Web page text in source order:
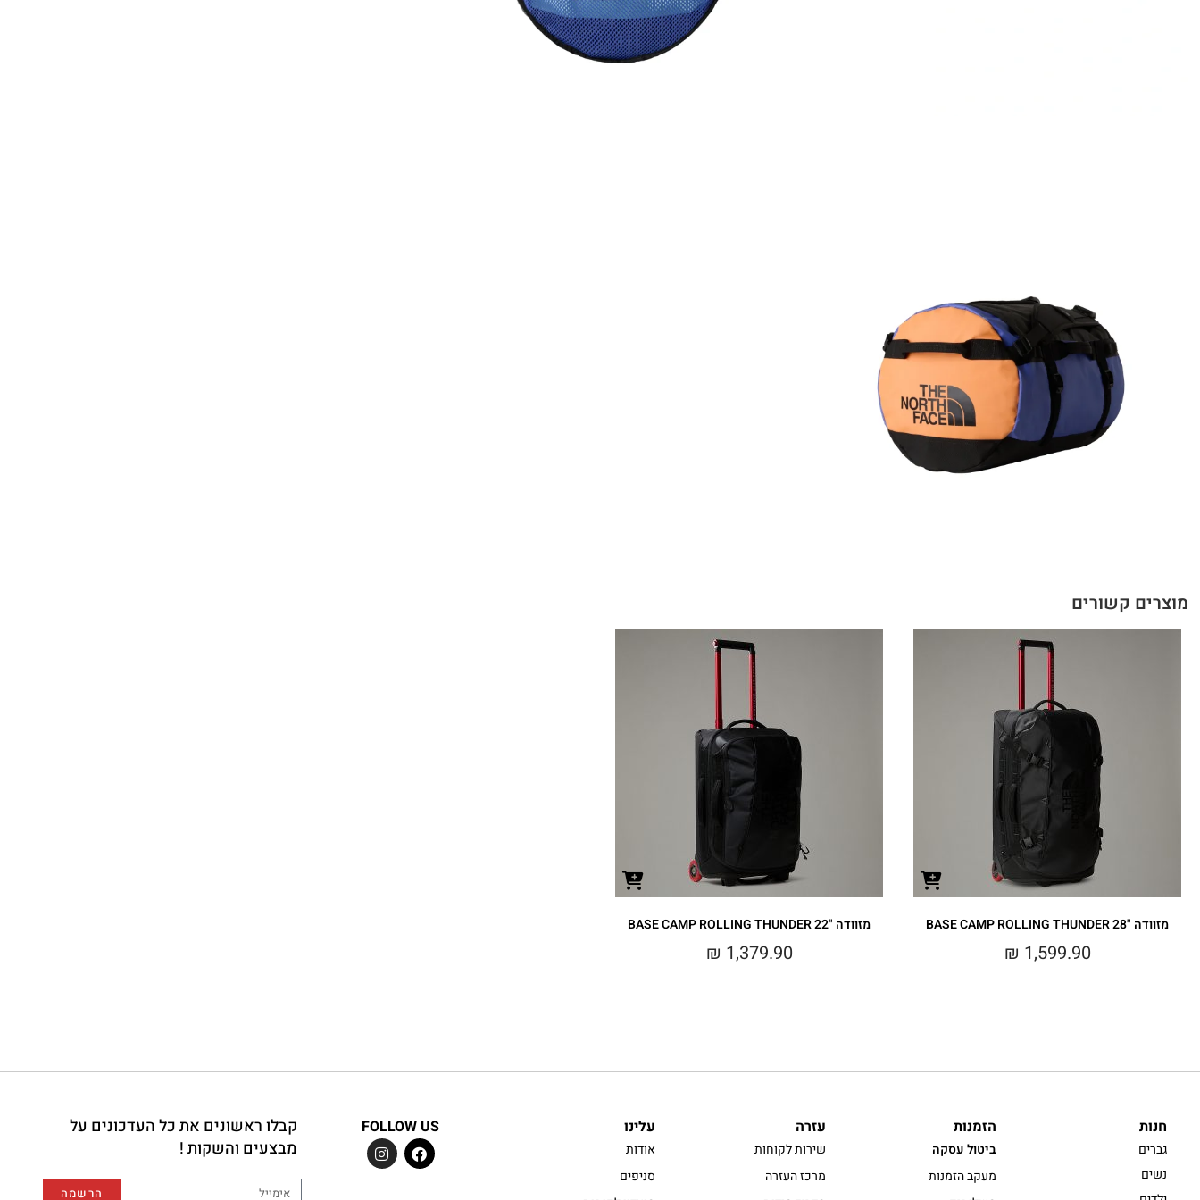
מוצרים קשורים
מזוודה BASE CAMP ROLLING THUNDER 28"‎
₪ 1,599.90
מזוודה BASE CAMP ROLLING THUNDER 22"‎
₪ 1,379.90
חנות
גברים
נשים
הזמנות
ביטול עסקה
מעקב הזמנות
עזרה
שירות לקוחות
מרכז העזרה
עלינו
אודות
סניפים
FOLLOW US
קבלו ראשונים את כל העדכונים על
מבצעים והשקות !
הרשמה